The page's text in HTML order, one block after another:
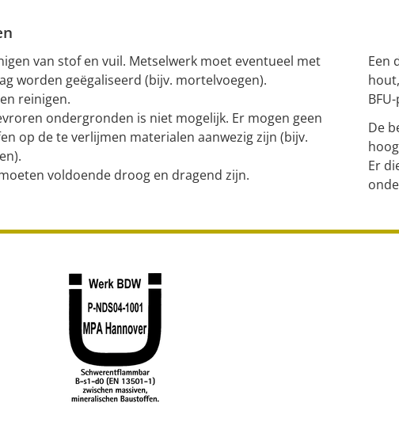
van stof en vuil. Metselwerk moet eventueel met
worden geëgaliseerd (bijv. mortelvoegen).
reinigen.
ondergronden is niet mogelijk. Er mogen geen
op de te verlijmen materialen aanwezig zijn (bijv.
voldoende droog en dragend zijn.
Een
De
Er